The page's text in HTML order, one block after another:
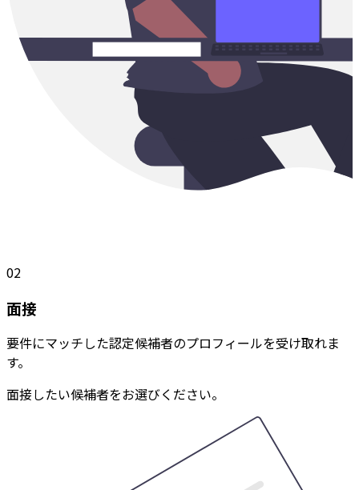
02
面接
要件にマッチした認定候補者のプロフィールを受け取れま
す。
面接したい候補者をお選びください。